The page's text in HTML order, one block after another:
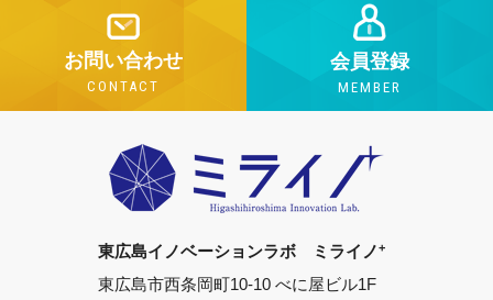
お問い合わせ
CONTACT
会員登録
MEMBER
東広島イノベーションラボ ミライノ+
東広島市西条岡町10-10 べに屋ビル1F